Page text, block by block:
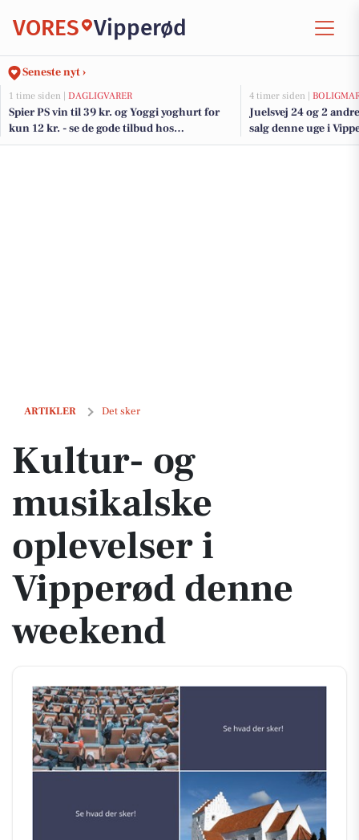
VORES Vipperød
Seneste nyt ›
1 time siden | DAGLIGVARER
Spier PS vin til 39 kr. og Yoggi yoghurt for
kun 12 kr. - se de gode tilbud hos
DagliBrugsen
4 timer siden |
Juelsvej 24 og 2
salg denne uge i
ARTIKLER Det sker
Kultur- og musikalske oplevelser i Vipperød denne weekend
Kultur- og
musikalske
oplevelser i
Vipperød denne
weekend